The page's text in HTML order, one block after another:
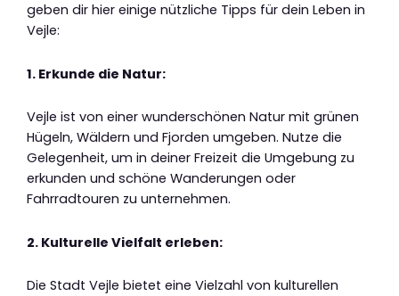
geben dir hier einige nützliche Tipps für dein Leben in
Vejle:
1. Erkunde die Natur:
Vejle ist von einer wunderschönen Natur mit grünen
Hügeln, Wäldern und Fjorden umgeben. Nutze die
Gelegenheit, um in deiner Freizeit die Umgebung zu
erkunden und schöne Wanderungen oder
Fahrradtouren zu unternehmen.
2. Kulturelle Vielfalt erleben:
Die Stadt Vejle bietet eine Vielzahl von kulturellen